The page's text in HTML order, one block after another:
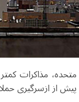
مذاکرات
از ازسرگیری